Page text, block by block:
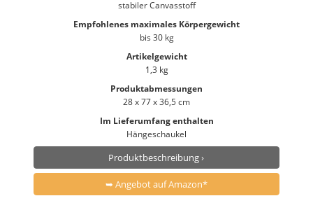
stabiler Canvasstoff
Empfohlenes maximales Körpergewicht
bis 30 kg
Artikelgewicht
1,3 kg
Produktabmessungen
28 x 77 x 36,5 cm
Im Lieferumfang enthalten
Hängeschaukel
Produktbeschreibung ›
➥ Angebot auf Amazon*